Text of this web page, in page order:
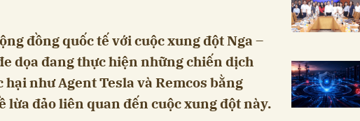
đồng quốc tế với cuộc xung đột Nga –
dọa đang thực hiện những chiến dịch
như Agent Tesla và Remcos bằng
lừa đảo liên quan đến cuộc xung đột này.